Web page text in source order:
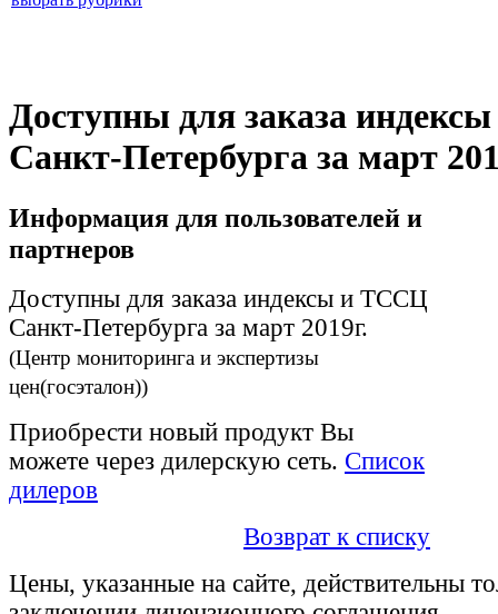
Доступны для заказа
Санкт-Петербурга за март
Информация для пользователей и
партнеров
Доступны для заказа индексы и ТССЦ
Санкт-Петербурга за март 2019г.
(Центр мониторинга и экспертизы
цен(госэталон))
Приобрести новый продукт Вы
можете через дилерскую сеть. Список
дилеров
Возврат к списку
Цены, указанные на сайте, действительны